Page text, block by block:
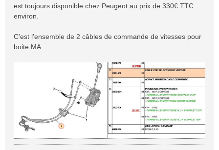
est toujours disponible chez Peugeot au prix de 330€ TTC
environ.
C'est l'ensemble de 2 câbles de commande de vitesses pour
boite MA.